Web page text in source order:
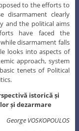
to the efforts to
disarmament clearly
and the political aims
have faced the
disarmament falls
looks into aspects of
approach, system
tenets of Political
istorică și
și dezarmare
George VOSKOPOULOS